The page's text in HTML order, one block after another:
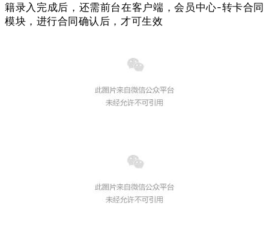
籍录入完成后，还需前台在客户端，会员中心-转卡合同
模块，进行合同确认后，才可生效